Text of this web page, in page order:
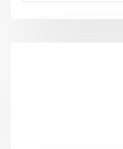
スタジオからお